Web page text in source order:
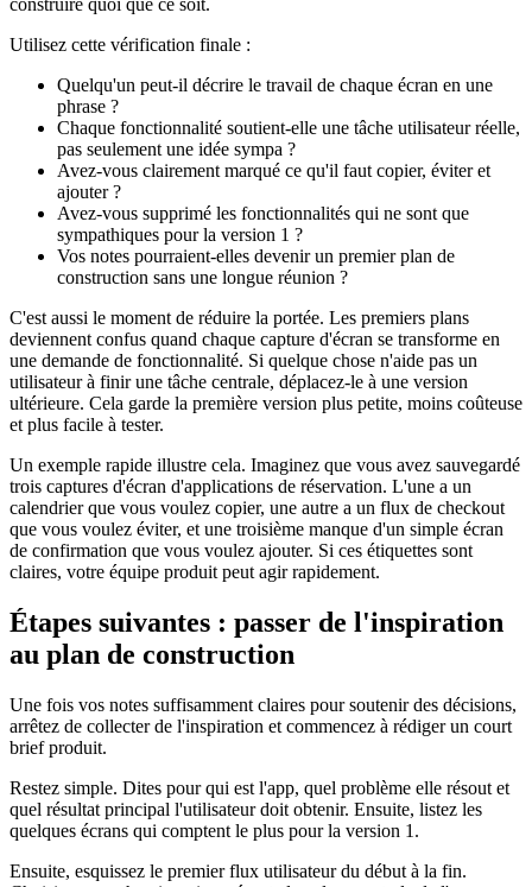
construire quoi que ce soit.
Utilisez cette vérification finale :
Quelqu'un peut-il décrire le travail de chaque écran en une
phrase ?
Chaque fonctionnalité soutient-elle une tâche utilisateur réelle,
pas seulement une idée sympa ?
Avez-vous clairement marqué ce qu'il faut copier, éviter et
ajouter ?
Avez-vous supprimé les fonctionnalités qui ne sont que
sympathiques pour la version 1 ?
Vos notes pourraient-elles devenir un premier plan de
construction sans une longue réunion ?
C'est aussi le moment de réduire la portée. Les premiers plans
deviennent confus quand chaque capture d'écran se transforme en
une demande de fonctionnalité. Si quelque chose n'aide pas un
utilisateur à finir une tâche centrale, déplacez-le à une version
ultérieure. Cela garde la première version plus petite, moins coûteuse
et plus facile à tester.
Un exemple rapide illustre cela. Imaginez que vous avez sauvegardé
trois captures d'écran d'applications de réservation. L'une a un
calendrier que vous voulez copier, une autre a un flux de checkout
que vous voulez éviter, et une troisième manque d'un simple écran
de confirmation que vous voulez ajouter. Si ces étiquettes sont
claires, votre équipe produit peut agir rapidement.
Étapes suivantes : passer de l'inspiration
au plan de construction
Une fois vos notes suffisamment claires pour soutenir des décisions,
arrêtez de collecter de l'inspiration et commencez à rédiger un court
brief produit.
Restez simple. Dites pour qui est l'app, quel problème elle résout et
quel résultat principal l'utilisateur doit obtenir. Ensuite, listez les
quelques écrans qui comptent le plus pour la version 1.
Ensuite, esquissez le premier flux utilisateur du début à la fin.